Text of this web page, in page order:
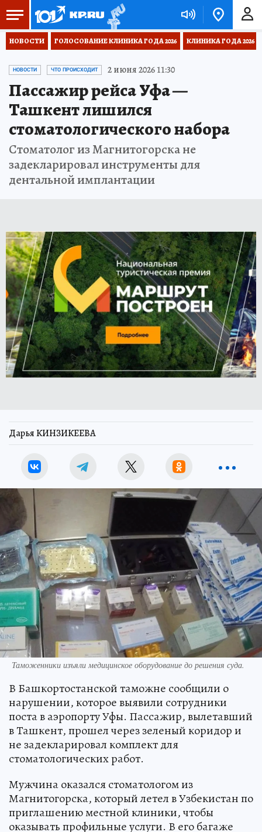
НОВОСТИ ГОЛОСОВАНИЕ КЛИНИКА ГОДА 2026 КЛИНИКА ГОДА 2026
НОВОСТИ ЧТО ПРОИСХОДИТ 2 июня 2026 11:30
Пассажир рейса Уфа —
Ташкент лишился
стоматологического набора
Стоматолог из Магнитогорска не
задекларировал инструменты для
дентальной имплантации
Дарья КИНЗИКЕЕВА
Таможенники изъяли медицинское оборудование до решения суда.
В Башкортостанской таможне сообщили о
нарушении, которое выявили сотрудники
поста в аэропорту Уфы. Пассажир, вылетавший
в Ташкент, прошел через зеленый коридор и
не задекларировал комплект для
стоматологических работ.
Мужчина оказался стоматологом из
Магнитогорска, который летел в Узбекистан по
приглашению местной клиники, чтобы
оказывать профильные услуги. В его багаже